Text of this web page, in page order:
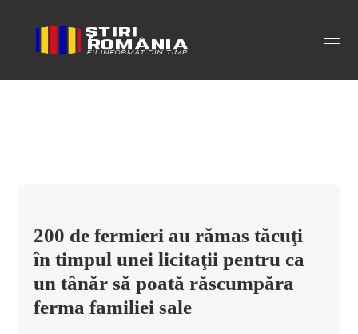
ferma recuperata Tag
200 de fermieri au rămas tăcuţi
în timpul unei licitaţii pentru ca
un tânăr să poată răscumpăra
ferma familiei sale